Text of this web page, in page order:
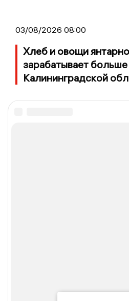
03/08/2026 08:00
Хлеб и овощи
зарабатывает больше
Калининградской